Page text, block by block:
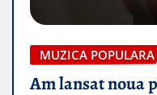
MUZICA POPULARA
Am lansat noua